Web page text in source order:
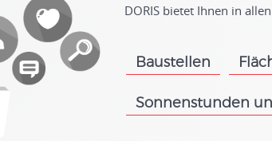
DORIS bietet Ihnen in
Baustellen
.
Sonnenstunden